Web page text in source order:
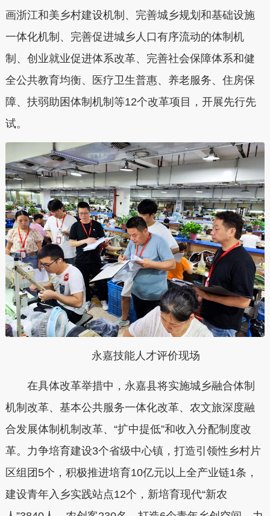
画浙江和美乡村建设机制、完善城乡规划和基础设施
一体化机制、完善促进城乡人口有序流动的体制机
制、创业就业促进体系改革、完善社会保障体系和健
全公共教育均衡、医疗卫生普惠、养老服务、住房保
障、扶弱助困体制机制等12个改革项目，开展先行先
试。
永嘉技能人才评价现场
在具体改革举措中，永嘉县将实施城乡融合体制
机制改革、基本公共服务一体化改革、农文旅深度融
合发展体制机制改革、“扩中提低”和收入分配制度改
革。力争培育建设3个省级中心镇，打造引领性乡村片
区组团5个，积极推进培育10亿元以上全产业链1条，
建设青年入乡实践站点12个，新培育现代“新农